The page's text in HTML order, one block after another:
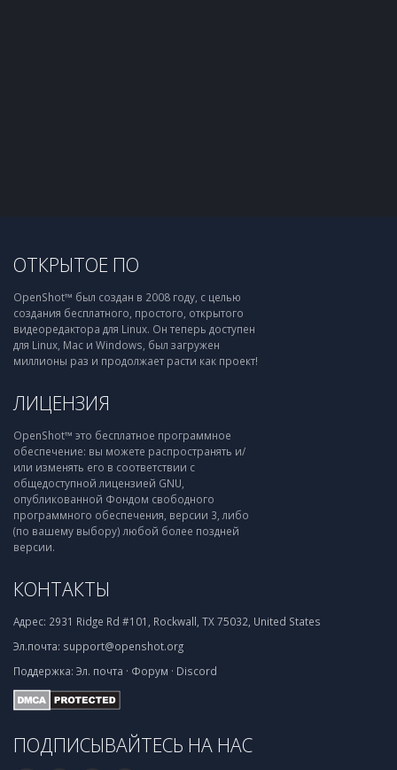
ОТКРЫТОЕ ПО
OpenShot™ был создан в 2008 году, с целью
создания бесплатного, простого, открытого
видеоредактора для Linux. Он теперь доступен
для Linux, Mac и Windows, был загружен
миллионы раз и продолжает расти как проект!
ЛИЦЕНЗИЯ
OpenShot™ это бесплатное программное
обеспечение: вы можете распространять и/
или изменять его в соответствии с
общедоступной лицензией GNU,
опубликованной Фондом свободного
программного обеспечения, версии 3, либо
(по вашему выбору) любой более поздней
версии.
КОНТАКТЫ
Адрес: 2931 Ridge Rd #101, Rockwall, TX 75032, United States
Эл.почта: support@openshot.org
Поддержка: Эл. почта · Форум · Discord
ПОДПИСЫВАЙТЕСЬ НА НАС